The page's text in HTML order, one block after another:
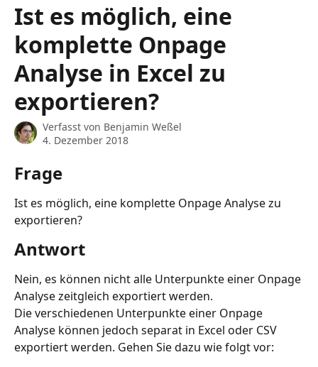
Ist es möglich, eine
komplette Onpage
Analyse in Excel zu
exportieren?
Verfasst von Benjamin Weßel
4. Dezember 2018
Frage
Ist es möglich, eine komplette Onpage Analyse zu
exportieren?
Antwort
Nein, es können nicht alle Unterpunkte einer Onpage
Analyse zeitgleich exportiert werden.
Die verschiedenen Unterpunkte einer Onpage
Analyse können jedoch separat in Excel oder CSV
exportiert werden. Gehen Sie dazu wie folgt vor: